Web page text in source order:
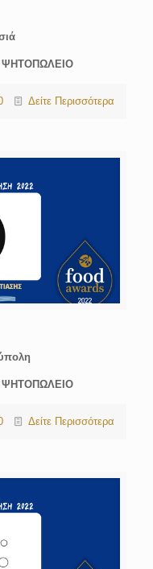
ΨΗΤΟΠΩΛΕΙΟ
Δείτε Περισσότερα
ΨΗΤΟΠΩΛΕΙΟ
Δείτε Περισσότερα